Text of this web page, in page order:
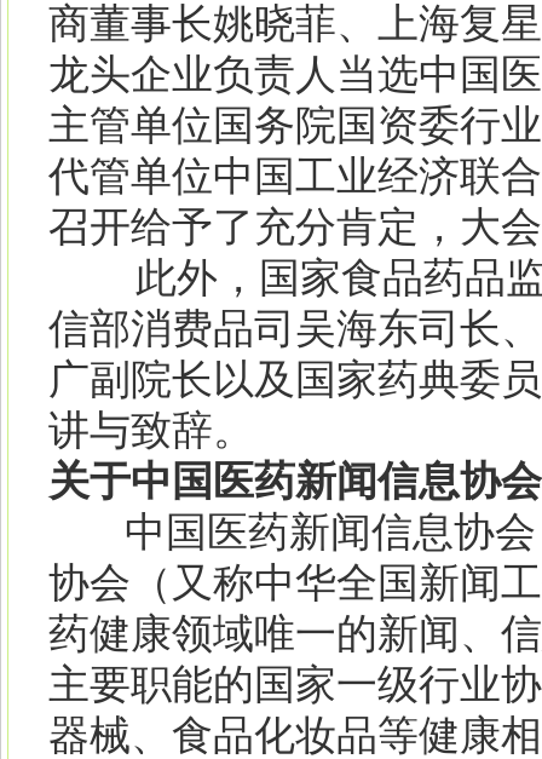
商董事长姚晓菲、上海复
龙头企业负责人当选中国
主管单位国务院国资委行
代管单位中国工业经济联
召开给予了充分肯定，大
此外，国家食品药品监
信部消费品司吴海东司长
广副院长以及国家药典委
讲与致辞。
关于中国医药新闻信息协会
中国医药新闻信息协会
协会（又称中华全国新闻
药健康领域唯一的新闻、
主要职能的国家一级行业
器械、食品化妆品等健康